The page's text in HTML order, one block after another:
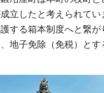
立したと考えられて
する箱本制度へと繋
地子免除（免税）と